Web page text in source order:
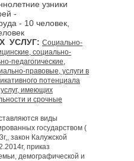
узники
-
- 10 человек,
УСЛУГ: Социально-
социально-
педагогические,
правовые, услуги в
потенциала
имеющих
и срочные
виды
государством (
закон Калужской
приказ
демографической и